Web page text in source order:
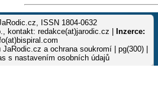
ISSN 1804-0632
kontakt: redakce(at)jarodic.cz |
Inzerce:
JaRodic.cz a ochrana soukromí | pg(300) |
s nastavením osobních údajů